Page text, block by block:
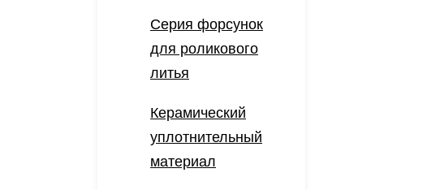
Серия форсунок
для роликового
литья
Керамический
уплотнительный
материал